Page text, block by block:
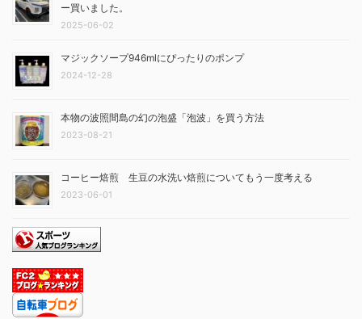
ー買いました。
2025-06-02
マジックソープ946mlにぴったりのポンプ
2024-12-28
本物の波照間島の幻の泡盛「泡波」を買う方法
2023-08-21
コーヒー焙煎 生豆の水洗い焙煎についてもう一度考える
2023-06-01